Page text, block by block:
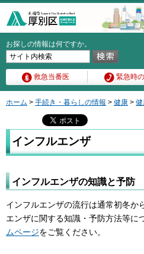
お探しの情報は何ですか。
救急当番医 緊急時
ホーム > 手続き・暮らしの情報 > 健康 > 健
インフルエンザ
インフルエンザの知識と予防
インフルエンザの流行は通常初冬か
エンザに関する知識・予防方法等に
ムページをご覧ください。